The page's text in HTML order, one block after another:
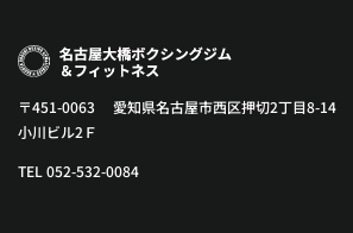
〒451-0063 愛知県名古屋市西区押切2丁目8-14
小川ビル2Ｆ
TEL 052-532-0084